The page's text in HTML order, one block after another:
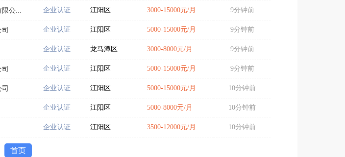
公... 企业认证 江阳区 3000-15000元/月 9分钟前
企业认证 江阳区 5000-15000元/月 9分钟前
企业认证 龙马潭区 3000-8000元/月 9分钟前
企业认证 江阳区 5000-15000元/月 9分钟前
企业认证 江阳区 5000-15000元/月 10分钟前
企业认证 江阳区 5000-8000元/月 10分钟前
企业认证 江阳区 3500-12000元/月 10分钟前
首页